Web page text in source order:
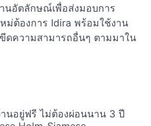
นอัตลักษณ์เพื่อส่งมอบการ
ม่ต้องการ Idira พร้อมใช้งาน
ดความสามารถอื่นๆ ตามมาใน
นอยู่ฟรี ไม่ต้องผ่อนนาน 3 ปี